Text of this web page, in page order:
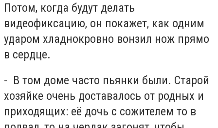
Потом, когда будут делать
видеофиксацию, он покажет, как одним
ударом хладнокровно вонзил нож прямо
в сердце.
- В том доме часто пьянки были. Старой
хозяйке очень доставалось от родных и
приходящих: её дочь с сожителем то в